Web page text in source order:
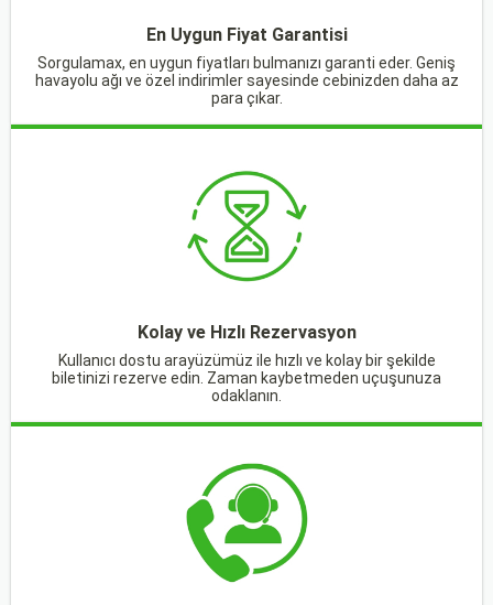
En Uygun Fiyat Garantisi
Sorgulamax, en uygun fiyatları bulmanızı garanti eder. Geniş
havayolu ağı ve özel indirimler sayesinde cebinizden daha az
para çıkar.
Kolay ve Hızlı Rezervasyon
Kullanıcı dostu arayüzümüz ile hızlı ve kolay bir şekilde
biletinizi rezerve edin. Zaman kaybetmeden uçuşunuza
odaklanın.